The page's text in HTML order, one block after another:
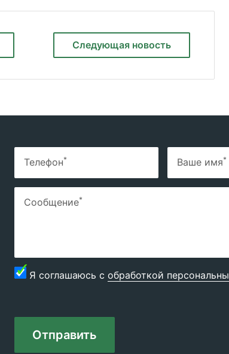
Следующая новость
Телефон* Ваше имя*
Сообщение*
Я соглашаюсь с обработкой
Отправить